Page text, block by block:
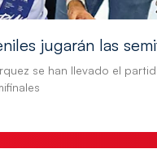
jugarán las
se han llevado el